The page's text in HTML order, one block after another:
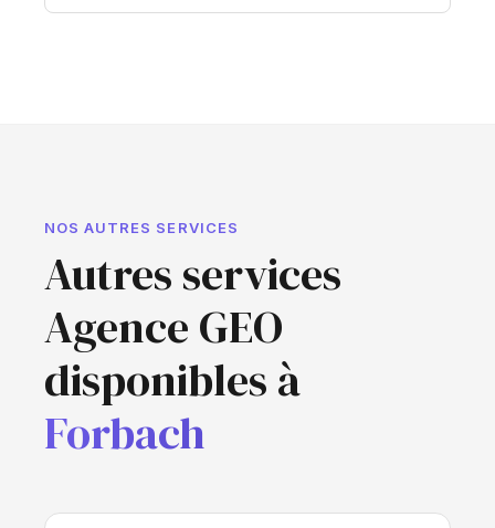
NOS AUTRES SERVICES
Autres services
Agence GEO
disponibles à
Forbach